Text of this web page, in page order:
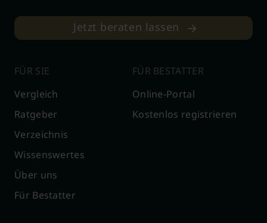
Jetzt beraten lassen
FÜR SIE
Vergleich
Ratgeber
Verzeichnis
Wissenswertes
Über uns
Für Bestatter
FÜR BESTATTER
Online-Portal
Kostenlos registrieren